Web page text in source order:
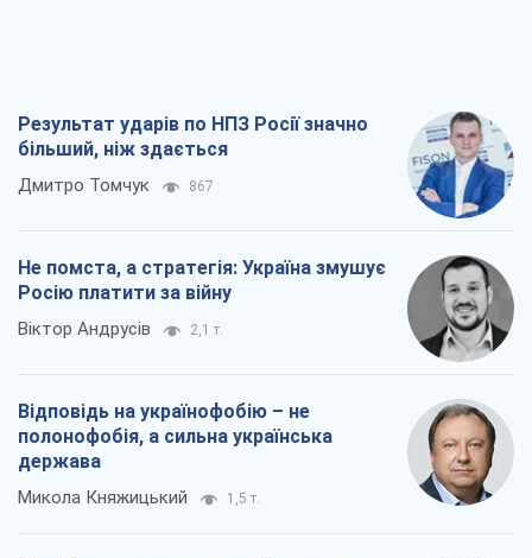
Результат ударів по НПЗ Росії значно
більший, ніж здається
Дмитро Томчук 867
Не помста, а стратегія: Україна змушує
Росію платити за війну
Віктор Андрусів 2,1 т.
Відповідь на українофобію – не
полонофобія, а сильна українська
держава
Микола Княжицький 1,5 т.